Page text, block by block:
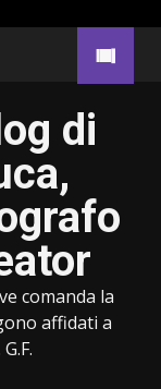
di
comanda la
affidati a